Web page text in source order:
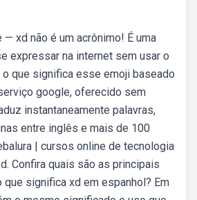
— xd não é um acrônimo! É uma
expressar na internet sem usar o
o que significa esse emoji baseado
google, oferecido sem
instantaneamente palavras,
entre inglês e mais de 100
| cursos online de tecnologia
Confira quais são as principais
que significa xd em espanhol? Em